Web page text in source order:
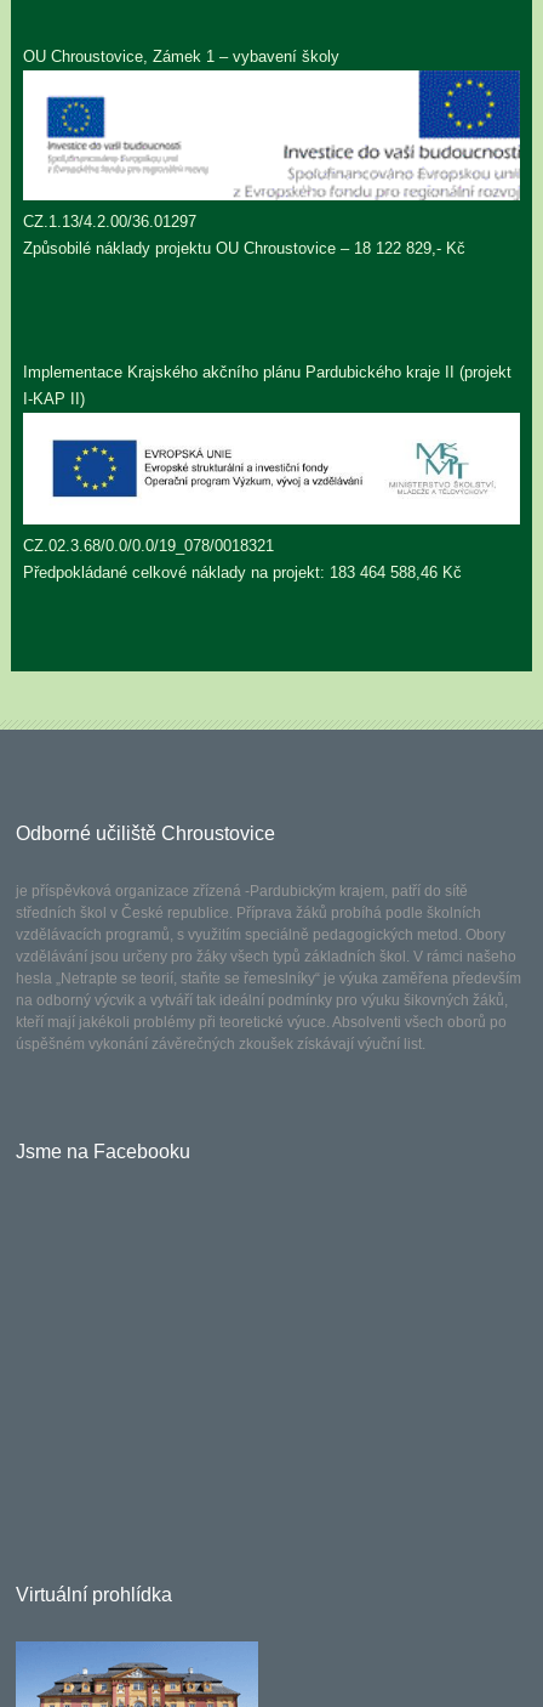
OU Chroustovice, Zámek 1 – vybavení školy
CZ.1.13/4.2.00/36.01297
Způsobilé náklady projektu OU Chroustovice – 18 122 829,- Kč
Implementace Krajského akčního plánu Pardubického kraje II (projekt
I-KAP II)
CZ.02.3.68/0.0/0.0/19_078/0018321
Předpokládané celkové náklady na projekt: 183 464 588,46 Kč
Odborné učiliště Chroustovice
je příspěvková organizace zřízená -Pardubickým krajem, patří do sítě
středních škol v České republice. Příprava žáků probíhá podle školních
vzdělávacích programů, s využitím speciálně pedagogických metod. Obory
vzdělávání jsou určeny pro žáky všech typů základních škol. V rámci našeho
hesla „Netrapte se teorií, staňte se řemeslníky“ je výuka zaměřena především
na odborný výcvik a vytváří tak ideální podmínky pro výuku šikovných žáků,
kteří mají jakékoli problémy při teoretické výuce. Absolventi všech oborů po
úspěšném vykonání závěrečných zkoušek získávají výuční list.
Jsme na Facebooku
Virtuální prohlídka